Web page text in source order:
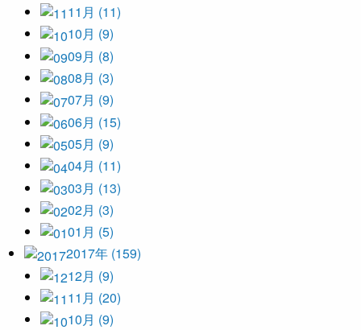
11月 (11)
10月 (9)
09月 (8)
08月 (3)
07月 (9)
06月 (15)
05月 (9)
04月 (11)
03月 (13)
02月 (3)
01月 (5)
2017年 (159)
12月 (9)
11月 (20)
10月 (9)